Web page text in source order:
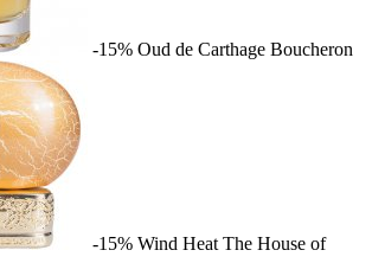
-15% Oud de Carthage Boucheron
-15% Wind Heat The House of